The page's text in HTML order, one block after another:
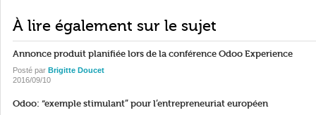
À lire également sur le sujet
Annonce produit planifiée lors de la conférence Odoo Experience
Posté par Brigitte Doucet
2016/09/10
Odoo: “exemple stimulant” pour l’entrepreneuriat européen